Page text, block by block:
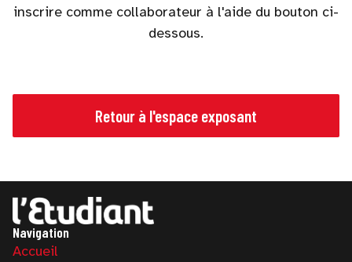
inscrire comme collaborateur à l'aide du bouton ci-
dessous.
Retour à l'espace exposant
Navigation
Accueil